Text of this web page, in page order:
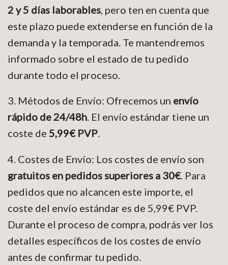
2 y 5 días laborables , pero ten en cuenta que
este plazo puede extenderse en función de la
demanda y la temporada. Te mantendremos
informado sobre el estado de tu pedido
durante todo el proceso.
3. Métodos de Envío: Ofrecemos un envío
rápido de 24/48h. El envío estándar tiene un
coste de 5,99€ PVP.
4. Costes de Envío: Los costes de envío son
gratuitos en pedidos superiores a 30€. Para
pedidos que no alcancen este importe, el
coste del envío estándar es de 5,99€ PVP.
Durante el proceso de compra, podrás ver los
detalles específicos de los costes de envío
antes de confirmar tu pedido.